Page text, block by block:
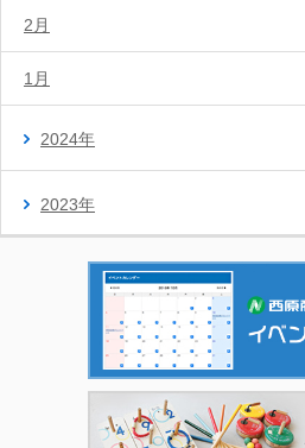
2月
1月
2024年
2023年